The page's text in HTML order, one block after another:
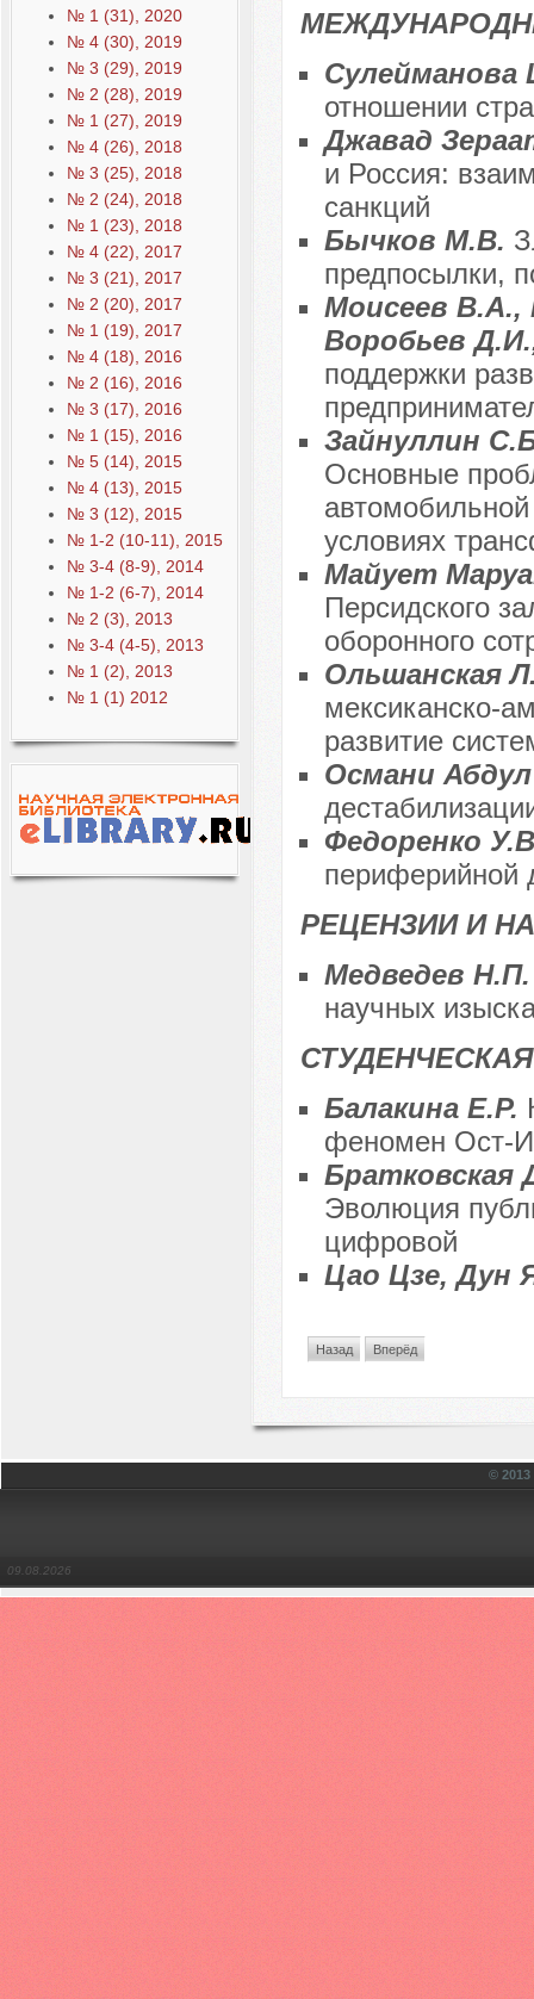
№ 1 (31), 2020
№ 4 (30), 2019
№ 3 (29), 2019
№ 2 (28), 2019
№ 1 (27), 2019
№ 4 (26), 2018
№ 3 (25), 2018
№ 2 (24), 2018
№ 1 (23), 2018
№ 4 (22), 2017
№ 3 (21), 2017
№ 2 (20), 2017
№ 1 (19), 2017
№ 4 (18), 2016
№ 2 (16), 2016
№ 3 (17), 2016
№ 1 (15), 2016
№ 5 (14), 2015
№ 4 (13), 2015
№ 3 (12), 2015
№ 1-2 (10-11), 2015
№ 3-4 (8-9), 2014
№ 1-2 (6-7), 2014
№ 2 (3), 2013
№ 3-4 (4-5), 2013
№ 1 (2), 2013
№ 1 (1) 2012
отношении
Джавад
и Россия:
санкций
Бычков М.В.
предпосылки,
Моисеев В.А.,
Воробьев
поддержки
Зайнуллин
Основные
условиях
Майует
Персидского
оборонного
Ольшанская
мексиканско-
развитие
Османи
Федоренко
периферийной
РЕЦЕНЗИИ И
Медведев
научных
Балакина Е.Р.
феномен Ост-
Братковская
Эволюция
цифровой
Цао Цзе, Дун
Назад Вперёд
©
09.08.2026